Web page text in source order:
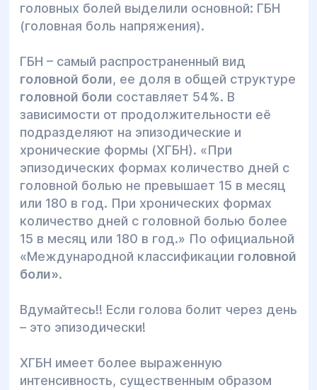
головных болей выделили основной: ГБН
(головная боль напряжения).
ГБН – самый распространенный вид
головной боли, ее доля в общей структуре
головной боли составляет 54%. В
зависимости от продолжительности её
подразделяют на эпизодические и
хронические формы (ХГБН). «При
эпизодических формах количество дней с
головной болью не превышает 15 в месяц
или 180 в год. При хронических формах
количество дней с головной болью более
15 в месяц или 180 в год.» По официальной
«Международной классификации головной
боли».
Вдумайтесь!! Если голова болит через день
– это эпизодически!
ХГБН имеет более выраженную
интенсивность, существенным образом